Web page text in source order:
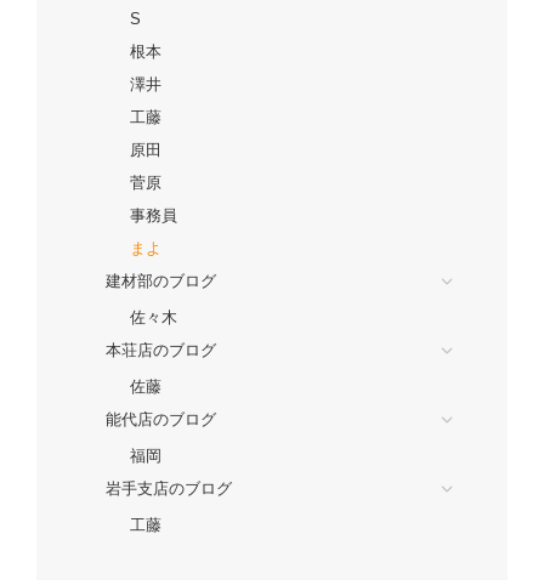
S
根本
澤井
工藤
原田
菅原
事務員
まよ
建材部のブログ
佐々木
本荘店のブログ
佐藤
能代店のブログ
福岡
岩手支店のブログ
工藤